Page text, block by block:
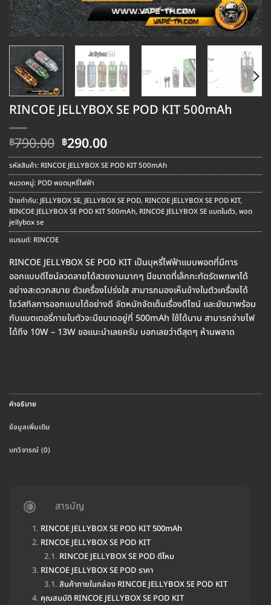
RINCOE JELLYBOX SE POD KIT 500mAh
฿790.00 Original
price
was:
฿790.00.
฿290.00Current
price
is:
฿290.00.
รหัสสินค้า: RINCOE JELLYBOX SE POD KIT 500mAh
หมวดหมู่: POD พอตบุหรี่ไฟฟ้า
ป้ายกำกับ:JELLYBOX SE, JELLYBOX SE POD, RINCOE JELLYBOX SE POD KIT,
RINCOE JELLYBOX SE POD KIT 500mAh, RINCOE JELLYBOX SE แบตในตัว, พอต
jellybox se
แบรนด์: RINCOE
RINCOE JELLYBOX SE POD KIT เป็นบุหรี่ไฟฟ้าแบบพอตที่มีการ
ออกแบบดีไซน์ลวดลายได้สวยงามมากๆ มีขนาดที่เล็กกะทัดรัดพกพาได้
อย่างสะดวกสบาย ตัวเครื่องโปร่งใส สามารถมองเห็นข้างในตัวเครื่องได้
โชว์สกิลการออกแบบได้อย่างดี จัดหนักจัดเด็มเรื่องดีไซน์ และยังมาพร้อม
กับแบตเตอรี่ภายในตัวจะมีขนาดอยู่ที่ 500mAh ใช้ได้นาน สามารถจ่ายไฟ
ได้ถึง 10W – 13W ขอแนะนำเลยครับ บอกเลยว่าดีสุดๆ ห้ามพลาด
คำอธิบาย
ข้อมูลเพิ่มเติม
บทวิจารณ์ (0)
สารบัญ
RINCOE JELLYBOX SE POD KIT 500mAh
RINCOE JELLYBOX SE POD KIT
RINCOE JELLYBOX SE POD ดีไหม
RINCOE JELLYBOX SE POD ราคา
สินค้าภายในกล่อง RINCOE JELLYBOX SE POD KIT
คุณสมบัติ RINCOE JELLYBOX SE POD KIT